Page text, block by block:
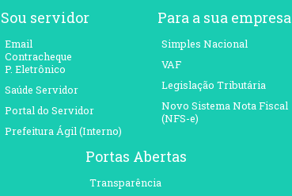
Sou servidor
Email
Contracheque
P. Eletrônico
Saúde Servidor
Portal do Servidor
Prefeitura Ágil (Interno)
Para a sua empresa
Simples Nacional
VAF
Legislação Tributária
Novo Sistema Nota Fiscal
(NFS-e)
Portas Abertas
Transparência